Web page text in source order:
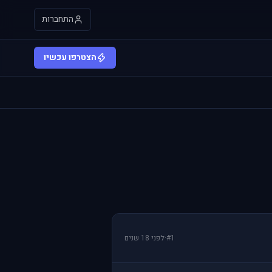
התחברות
הצטרפו עכשיו
#1
·לפני 18 שנים